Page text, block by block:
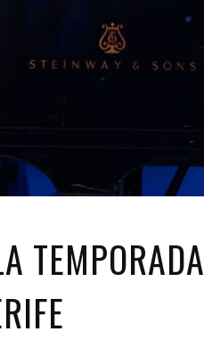
TEMPORADA